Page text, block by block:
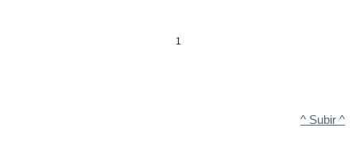
1
^ Subir ^